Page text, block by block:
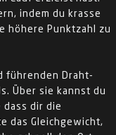
indem du krasse
höhere Punktzahl zu
führenden Draht-
Über sie kannst du
dass dir die
das Gleichgewicht,